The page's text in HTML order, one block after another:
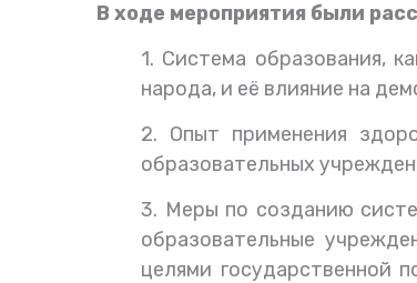
В ходе мероприятия были
1. Система образования,
народа, и её влияние на
2. Опыт применения
образовательных
3. Меры по созданию
образовательные
целями государственной